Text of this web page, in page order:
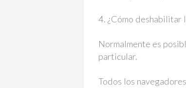
4. ¿Cómo deshabilitar
Normalmente es
particular.
Todos los